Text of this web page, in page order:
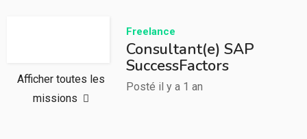
Afficher toutes les
missions
Freelance
Consultant(e) SAP
SuccessFactors
Posté il y a 1 an